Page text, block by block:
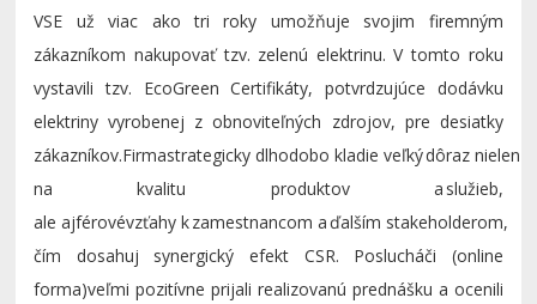
VSE už viac ako tri roky umožňuje svojim firemným
zákazníkom nakupovať tzv. zelenú elektrinu. V tomto roku
vystavili tzv. EcoGreen Certifikáty, potvrdzujúce dodávku
elektriny vyrobenej z obnoviteľných zdrojov, pre desiatky
zákazníkov.Firmastrategickydlhodobokladieveľkýdôraznielen
na kvalitu produktov a služieb,
aleajférovévzťahy kzamestnancom a ďalším stakeholderom,
čím dosahuj synergický efekt CSR. Poslucháči (online
forma)veľmi pozitívne prijali realizovanú prednášku a ocenili